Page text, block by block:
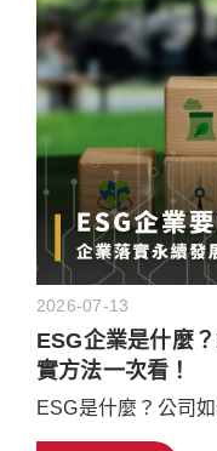
2026-07-13
ESG企業是什麼
實方法一次看！
ESG是什麼？公司
分數？本文將說明